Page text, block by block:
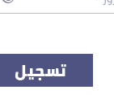
تسجيل